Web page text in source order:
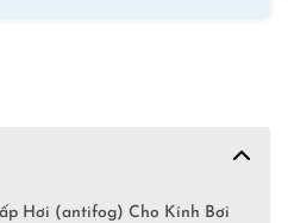
Hơi (antifog) Cho Kính Bơi